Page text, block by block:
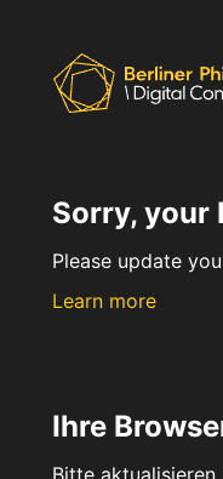
Sorry, your
Please update
Learn more
Ihre
Bitte aktualisieren